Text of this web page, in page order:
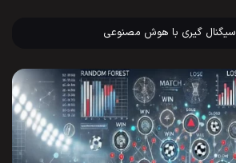
سیگنال گیری با هوش مصنوعی